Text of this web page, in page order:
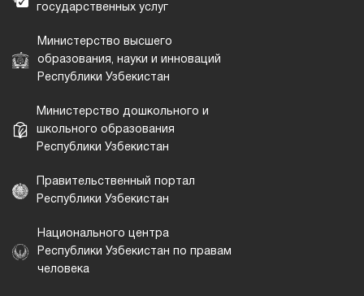
государственных услуг
Министерство высшего
образования, науки и инноваций
Республики Узбекистан
Министерство дошкольного и
школьного образования
Республики Узбекистан
Правительственный портал
Республики Узбекистан
Национального центра
Республики Узбекистан по правам
человека